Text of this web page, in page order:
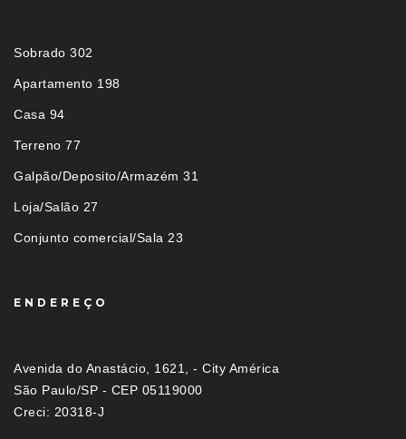
Sobrado 302
Apartamento 198
Casa 94
Terreno 77
Galpão/Deposito/Armazém 31
Loja/Salão 27
Conjunto comercial/Sala 23
ENDEREÇO
Avenida do Anastácio, 1621, - City América
São Paulo/SP - CEP 05119000
Creci: 20318-J